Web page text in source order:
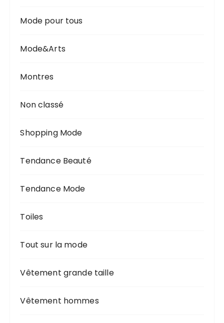
Mode pour tous
Mode&Arts
Montres
Non classé
Shopping Mode
Tendance Beauté
Tendance Mode
Toiles
Tout sur la mode
Vêtement grande taille
Vêtement hommes